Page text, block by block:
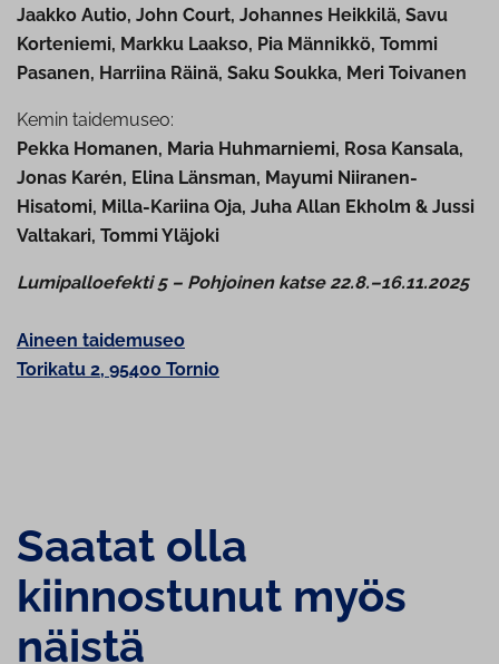
Jaakko Autio, John Court, Johannes Heikkilä, Savu
Korteniemi, Markku Laakso, Pia Männikkö, Tommi
Pasanen, Harriina Räinä, Saku Soukka, Meri Toivanen
Kemin taidemuseo:
Pekka Homanen, Maria Huhmarniemi, Rosa Kansala,
Jonas Karén, Elina Länsman, Mayumi Niiranen-
Hisatomi, Milla-Kariina Oja, Juha Allan Ekholm & Jussi
Valtakari, Tommi Yläjoki
Lu­mi­pal­loe­fek­ti 5 – Pohjoinen katse 22.8.–16.11.2025
Aineen taidemuseo
Torikatu 2, 95400 Tornio
Saatat olla
kiinnostunut myös
näistä